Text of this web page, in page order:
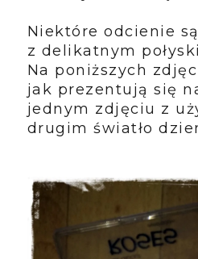
Niektóre odcienie
z delikatnym
Na poniższych
jak prezentują się
jednym zdjęciu z
drugim światło